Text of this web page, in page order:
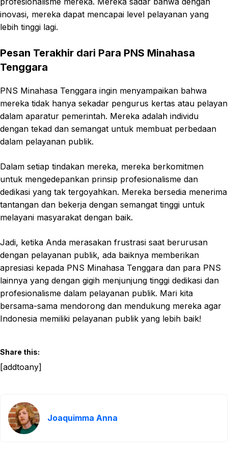
inovasi, mereka dapat mencapai level pelayanan yang
lebih tinggi lagi.
Pesan Terakhir dari Para PNS Minahasa
Tenggara
PNS Minahasa Tenggara ingin menyampaikan bahwa
mereka tidak hanya sekadar pengurus kertas atau pelayan
dalam aparatur pemerintah. Mereka adalah individu
dengan tekad dan semangat untuk membuat perbedaan
dalam pelayanan publik.
Dalam setiap tindakan mereka, mereka berkomitmen
untuk mengedepankan prinsip profesionalisme dan
dedikasi yang tak tergoyahkan. Mereka bersedia menerima
tantangan dan bekerja dengan semangat tinggi untuk
melayani masyarakat dengan baik.
Jadi, ketika Anda merasakan frustrasi saat berurusan
dengan pelayanan publik, ada baiknya memberikan
apresiasi kepada PNS Minahasa Tenggara dan para PNS
lainnya yang dengan gigih menjunjung tinggi dedikasi dan
profesionalisme dalam pelayanan publik. Mari kita
bersama-sama mendorong dan mendukung mereka agar
Indonesia memiliki pelayanan publik yang lebih baik!
Share this:
[addtoany]
Joaquimma Anna